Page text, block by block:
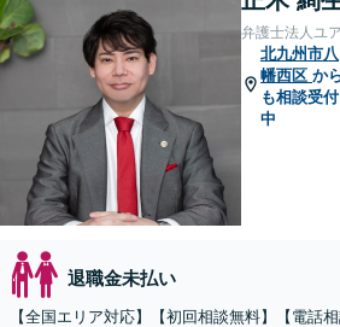
弁護士法人ユ
北九州市八
幡西区 か
も相談受付
中
退職金未払い
【全国エリア対応】【初回相談無料】【電話